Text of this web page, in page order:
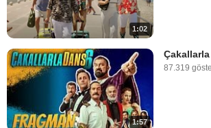
1:02
1:57
87.319